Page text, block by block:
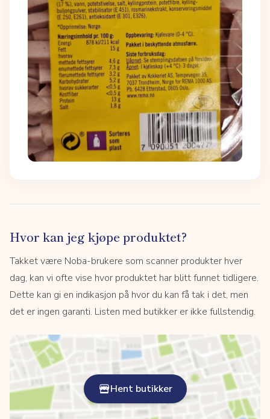
Hvor kan jeg kjøpe produktet?
Takket være Noba-brukere som scanner produkter hver
dag, kan vi ofte vise hvor produktet har blitt funnet tidligere.
Dette kan gi en indikasjon på hvor du kan få tak i det, men
det er ingen garanti. Listen med butikker er ikke fullstendig.
Hent butikker